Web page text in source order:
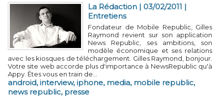
La Rédaction | 03/02/2011 |
Entretiens
Fondateur de Mobile Republic, Gilles
Raymond revient sur son application
News Republic, ses ambitions, son
modèle économique et ses relations
avec les kiosques de téléchargement. Gilles Raymond, bonjour.
Votre site web accorde plus d'importance à NewsRepublic qu'à
Appy. Êtes vous en train de...
android,interview,iphone, media, mobile republic,
news republic, presse